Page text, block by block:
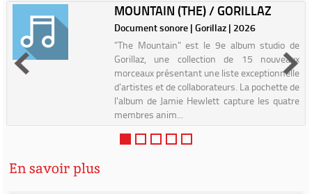
MOUNTAIN (THE) / GORILLAZ
Document sonore | Gorillaz | 2026
"The Mountain" est le 9e album studio de
Gorillaz, une collection de 15 nouveaux
morceaux présentant une liste exceptionnelle
d'artistes et de collaborateurs. La pochette de
l'album de Jamie Hewlett capture les quatre
membres anim...
En savoir plus